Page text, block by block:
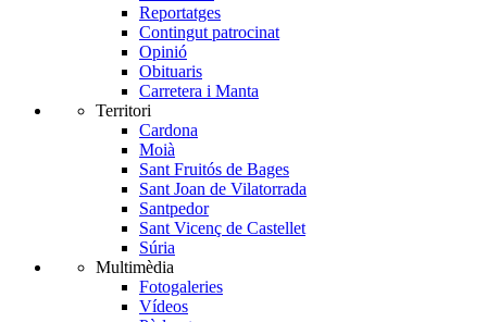
Reportatges
Contingut patrocinat
Opinió
Obituaris
Carretera i Manta
Territori
Cardona
Moià
Sant Fruitós de Bages
Sant Joan de Vilatorrada
Santpedor
Sant Vicenç de Castellet
Súria
Multimèdia
Fotogaleries
Vídeos